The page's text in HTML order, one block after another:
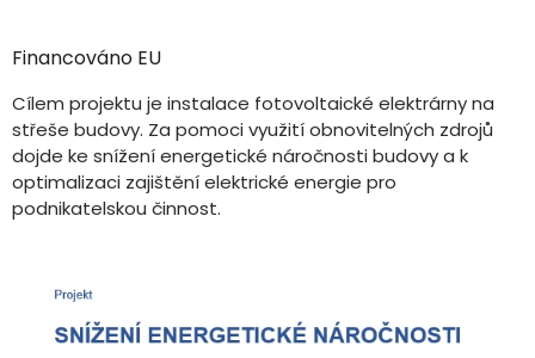
Financováno EU
Cílem projektu je instalace fotovoltaické elektrárny na
střeše budovy. Za pomoci využití obnovitelných zdrojů
dojde ke snížení energetické náročnosti budovy a k
optimalizaci zajištění elektrické energie pro
podnikatelskou činnost.